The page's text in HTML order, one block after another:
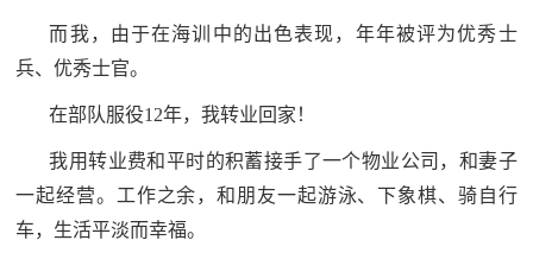
文
于
而我，由于在海训中的出色表现，年年被评为优秀士
兵、优秀士官。
在部队服役12年，我转业回家！
我用转业费和平时的积蓄接手了一个物业公司，和妻子
一起经营。工作之余，和朋友一起游泳、下象棋、骑自行
车，生活平淡而幸福。